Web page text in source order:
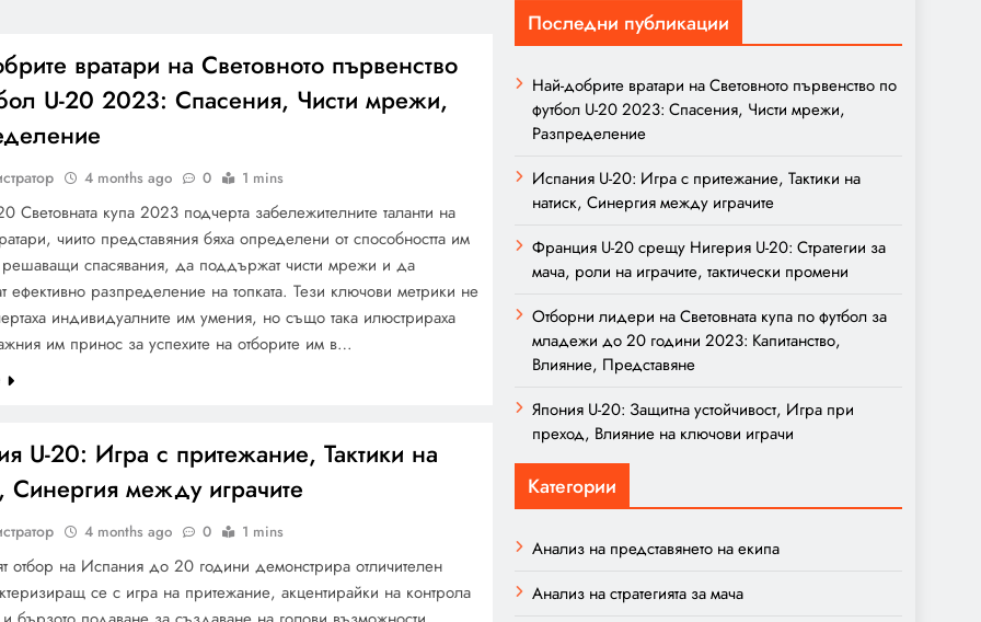
вратари на Световното първенство
U-20 2023: Спасения, Чисти мрежи,
4 months ago 0 1 mins
купа 2023 подчерта забележителните таланти на
чиито представяния бяха определени от способността им
решаващи спасявания, да поддържат чисти мрежи и да
ефективно разпределение на топката. Тези ключови метрики не
индивидуалните им умения, но също така илюстрираха
им принос за успехите на отборите им в…
U-20: Игра с притежание, Тактики на
Синергия между играчите
4 months ago 0 1 mins
отбор на Испания до 20 години демонстрира отличителен
се с игра на притежание, акцентирайки на контрола
Последни публикации
Най-добрите вратари на Световното първенство по
футбол U-20 2023: Спасения, Чисти мрежи,
Разпределение
Испания U-20: Игра с притежание, Тактики на
натиск, Синергия между играчите
Франция U-20 срещу Нигерия U-20: Стратегии за
мача, роли на играчите, тактически промени
Отборни лидери на Световната купа по футбол за
младежи до 20 години 2023: Капитанство,
Влияние, Представяне
Япония U-20: Защитна устойчивост, Игра при
преход, Влияние на ключови играчи
Категории
Анализ на представянето на екипа
Анализ на стратегията за мача